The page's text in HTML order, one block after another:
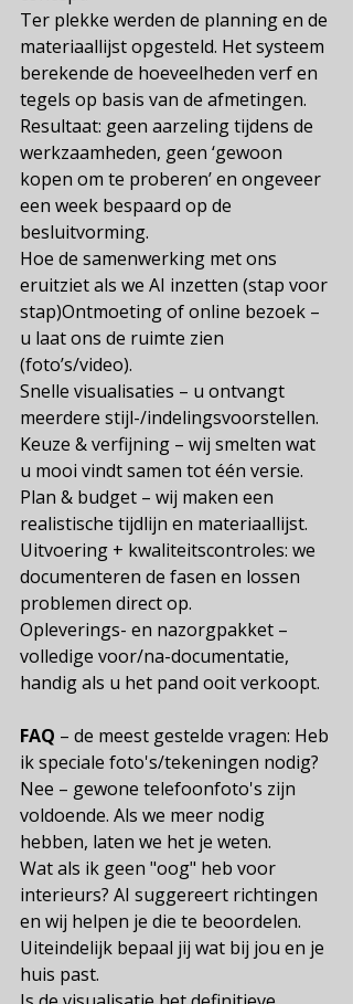
Ter plekke werden de planning en de
materiaallijst opgesteld. Het systeem
berekende de hoeveelheden verf en
tegels op basis van de afmetingen.
Resultaat: geen aarzeling tijdens de
werkzaamheden, geen ‘gewoon
kopen om te proberen’ en ongeveer
een week bespaard op de
besluitvorming.
Hoe de samenwerking met ons
eruitziet als we AI inzetten (stap voor
stap)Ontmoeting of online bezoek –
u laat ons de ruimte zien
(foto’s/video).
Snelle visualisaties – u ontvangt
meerdere stijl-/indelingsvoorstellen.
Keuze & verfijning – wij smelten wat
u mooi vindt samen tot één versie.
Plan & budget – wij maken een
realistische tijdlijn en materiaallijst.
Uitvoering + kwaliteitscontroles: we
documenteren de fasen en lossen
problemen direct op.
Opleverings- en nazorgpakket –
volledige voor/na-documentatie,
handig als u het pand ooit verkoopt.
FAQ – de meest gestelde vragen: Heb
ik speciale foto's/tekeningen nodig?
Nee – gewone telefoonfoto's zijn
voldoende. Als we meer nodig
hebben, laten we het je weten.
Wat als ik geen "oog" heb voor
interieurs? AI suggereert richtingen
en wij helpen je die te beoordelen.
Uiteindelijk bepaal jij wat bij jou en je
huis past.